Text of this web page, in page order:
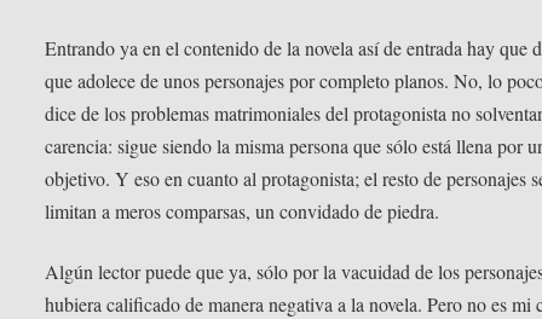
Entrando ya en el contenido de la novela así de entrada hay que
que adolece de unos personajes por completo planos. No, lo
dice de los problemas matrimoniales del protagonista no
carencia: sigue siendo la misma persona que sólo está llena por
objetivo. Y eso en cuanto al protagonista; el resto de personajes
limitan a meros comparsas, un convidado de piedra.
Algún lector puede que ya, sólo por la vacuidad de los
hubiera calificado de manera negativa a la novela. Pero no es mi